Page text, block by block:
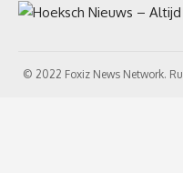
© 2022 Foxiz News Network.